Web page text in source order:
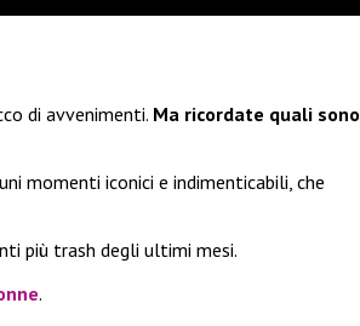
di avvenimenti. Ma ricordate quali sono
momenti iconici e indimenticabili, che
più trash degli ultimi mesi.
.